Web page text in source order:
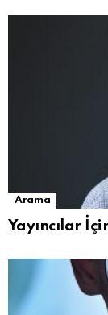
Arama
Yayıncılar